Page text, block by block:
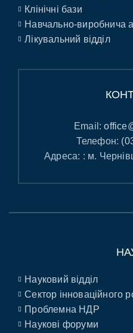
Клінічні бази
Навчально-виробнича
Лікувальний відділ
Email:
Телефон:
Адреса: : м.
Науковий відділ
Сектор інноваційного
Проблемна НДР
Наукові форуми